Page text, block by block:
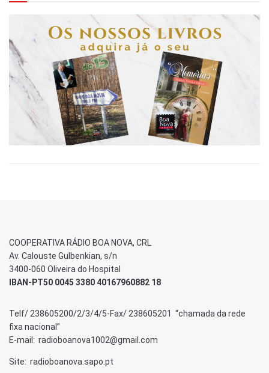
COOPERATIVA RÁDIO BOA NOVA, CRL
Av. Calouste Gulbenkian, s/n
3400-060 Oliveira do Hospital
IBAN-PT50 0045 3380 40167960882 18
Telf/ 238605200/2/3/4/5-Fax/ 238605201 “chamada da rede
fixa nacional”
E-mail: radioboanova1002@gmail.com
Site: radioboanova.sapo.pt